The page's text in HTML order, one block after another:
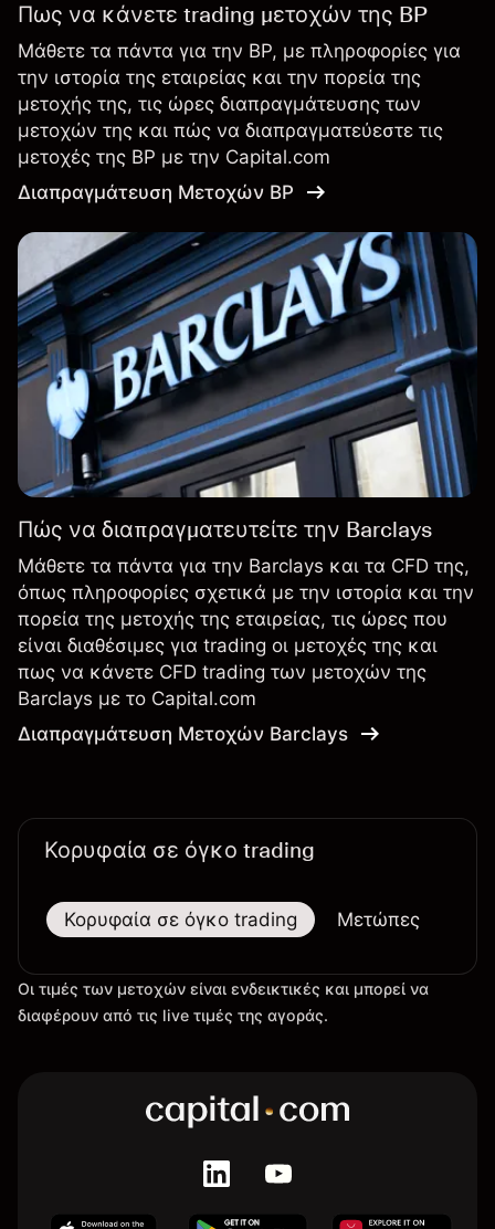
Πως να κάνετε trading μετοχών της BP
Μάθετε τα πάντα για την BP, με πληροφορίες για
την ιστορία της εταιρείας και την πορεία της
μετοχής της, τις ώρες διαπραγμάτευσης των
μετοχών της και πώς να διαπραγματεύεστε τις
μετοχές της BP με την Capital.com
Διαπραγμάτευση Μετοχών BP
Πώς να διαπραγματευτείτε την Barclays
Μάθετε τα πάντα για την Barclays και τα CFD της,
όπως πληροφορίες σχετικά με την ιστορία και την
πορεία της μετοχής της εταιρείας, τις ώρες που
είναι διαθέσιμες για trading οι μετοχές της και
πως να κάνετε CFD trading των μετοχών της
Barclays με το Capital.com
Διαπραγμάτευση Μετοχών Barclays
Κορυφαία σε όγκο trading
Κορυφαία σε όγκο trading Μετώπες
Οι τιμές των μετοχών είναι ενδεικτικές και μπορεί να
διαφέρουν από τις live τιμές της αγοράς.